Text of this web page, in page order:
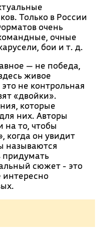
Только в России
очень
очные
бои и т. д.
— не победа,
живое
не контрольная
«двойки».
которые
них. Авторы
на то, чтобы
когда он увидит
называются
придумать
сюжет - это
интересно